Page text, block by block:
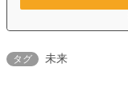
タグ 未来